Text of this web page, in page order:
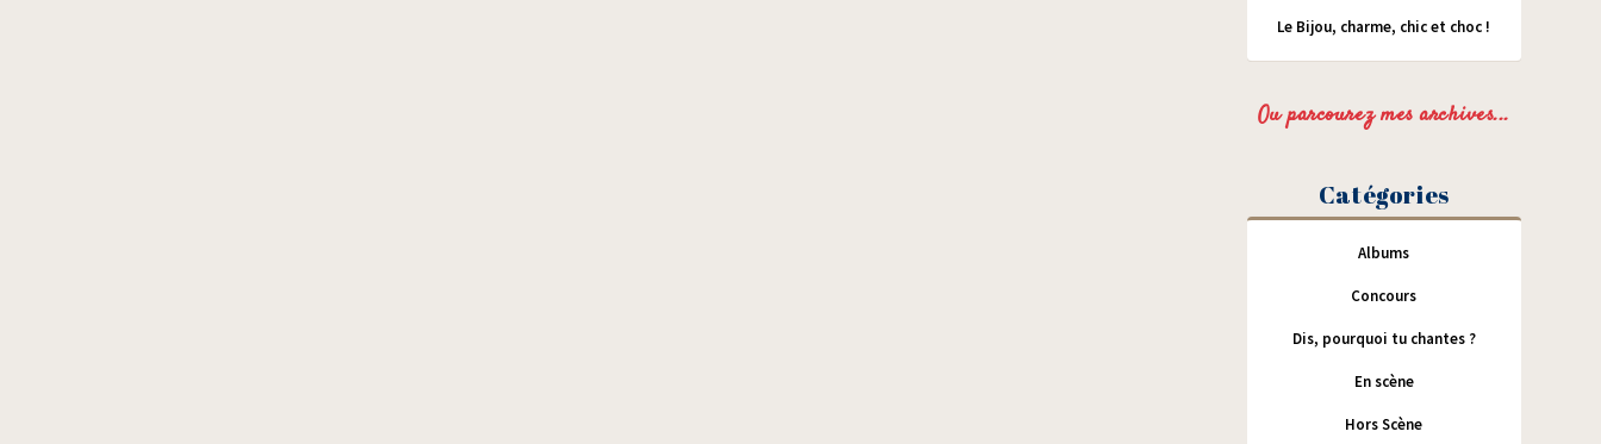
Le Bijou, charme, chic et choc !
Ou parcourez mes archives...
Catégories
Albums
Concours
Dis, pourquoi tu chantes ?
En scène
Hors Scène